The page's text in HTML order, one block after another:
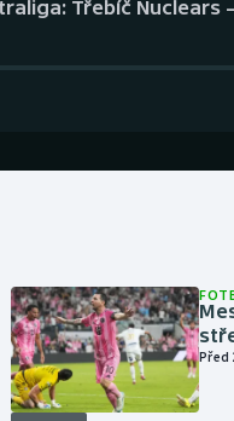
Třebíč Nuclears
Před